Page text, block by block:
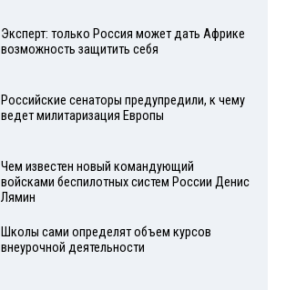
Эксперт: только Россия может дать Африке
возможность защитить себя
Российские сенаторы предупредили, к чему
ведет милитаризация Европы
Чем известен новый командующий
войсками беспилотных систем России Денис
Лямин
Школы сами определят объем курсов
внеурочной деятельности